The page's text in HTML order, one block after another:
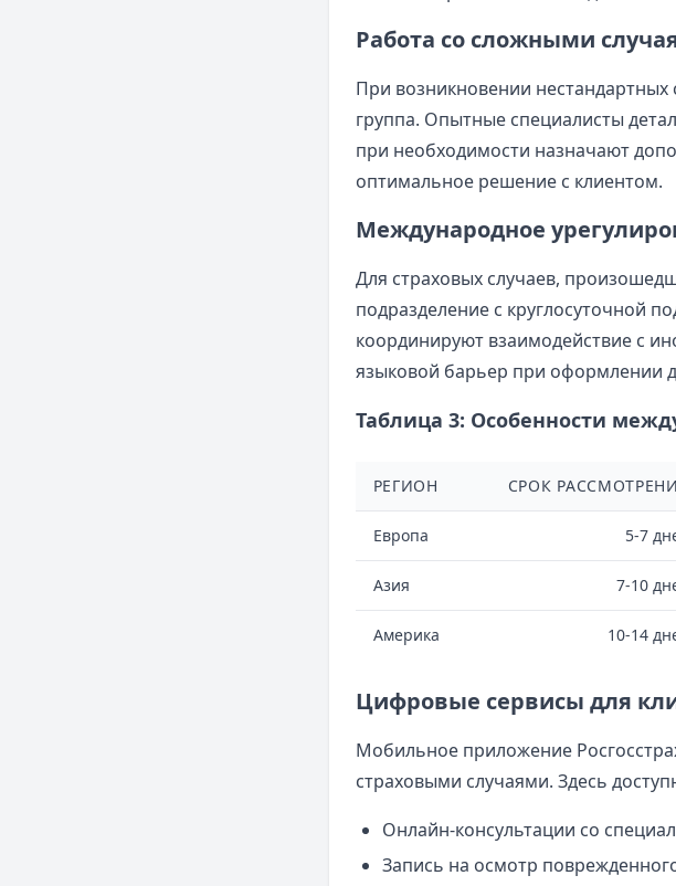
Работа со сложными
При возникновении нестандартных
группа. Опытные специалисты
при необходимости назначают
оптимальное решение с клиентом.
Международное
Для страховых случаев,
подразделение с круглосуточной
координируют взаимодействие с
языковой барьер при оформлении
Таблица 3: Особенности
РЕГИОН СРОК
Европа 5-7
Азия 7-10
Америка 10-14
Цифровые сервисы для
Мобильное приложение
страховыми случаями. Здесь
Онлайн-консультации со
Запись на осмотр